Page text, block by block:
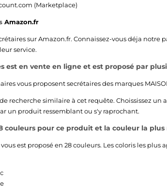
(Marketplace)
Amazon.fr
surAmazon.fr. Connaissez-vous déja notre
service.
est en vente en ligne et est proposé par
vous proposent secrétaires des marques
recherche similaire à cet requête. Choississez
un produit ressemblant ou s'y raprochant.
couleurs pour ce produit et la couleur la
est proposé en 28 couleurs. Les coloris les plus